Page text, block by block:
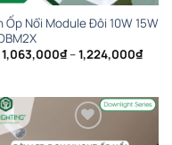
Ốp Nổi Module Đôi 10W 15W
1,063,000₫–1,224,000₫
đến